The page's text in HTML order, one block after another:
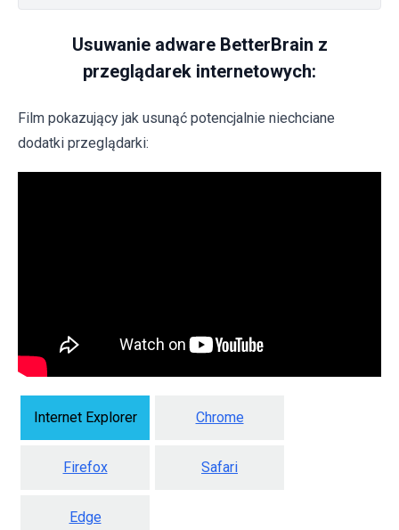
Usuwanie adware BetterBrain z
przeglądarek internetowych:
Film pokazujący jak usunąć potencjalnie niechciane
dodatki przeglądarki:
Internet Explorer Chrome
Firefox Safari
Edge